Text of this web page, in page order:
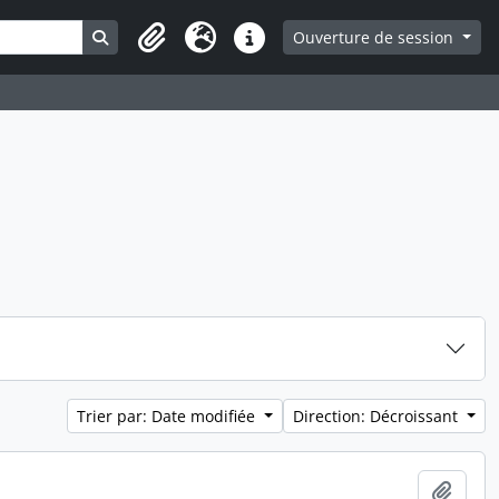
Search in browse page
Presse-papier
LangueLiens rapidesOuverture de session
Trier par: Date modifiée Direction: Décroissant